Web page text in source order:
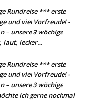
Rundreise *** erste
und viel Vorfreude! -
– unsere 3 wöchige
laut, lecker…
Rundreise *** erste
und viel Vorfreude! -
– unsere 3 wöchige
ich gerne nochmal